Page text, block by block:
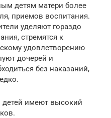
детям матери более
приемов воспитания.
уделяют гораздо
стремятся к
удовлетворению
дочерей и
без наказаний,
имеют высокий